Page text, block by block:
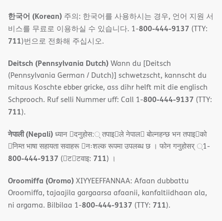
한국어 (Korean) 주의: 한국어를 사용하시는 경우, 언어 지원 서
비스를 무료로 이용하실 수 있습니다. 1-800-444-9137 (TTY:
711)번으로 전화해 주십시오.
Deitsch (Pennsylvania Dutch)Wann du [Deitsch
(Pennsylvania German / Dutch)] schwetzscht, kannscht du
mitaus Koschte ebber gricke, ass dihr helft mit die englisch
Schprooch. Ruf selli Nummer uff: Call 1-800-444-9137 (TTY:
711).
नेपाली (Nepali)ध्यान 􀇑दनुहोस:् तपाइ􀉍ले नेपाल􀈣 बोल्नहन्छ भन तपाइ􀉍को
􀇓निम्त भाषा सहायता सवाहरू 􀇓नःशल्क रूपमा उपलब्ध छ । फोन गनुहोसर् ्1-
800-444-9137 (􀇑ट􀇑टवाइ: 711) ।
Oroomiffa (Oromo)XIYYEEFFANNAA: Afaan dubbattu
Oroomiffa, tajaajila gargaarsa afaanii, kanfaltiidhaan ala,
ni argama. Bilbilaa 1-800-444-9137 (TTY: 711).